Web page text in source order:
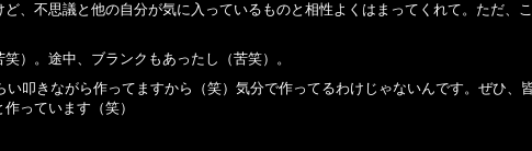
、不思議と他の自分が気に入っているものと相性よくはまってくれて。ただ、
）。途中、ブランクもあったし（苦笑）。
い叩きながら作ってますから（笑）気分で作ってるわけじゃないんです。ぜひ
っています（笑）